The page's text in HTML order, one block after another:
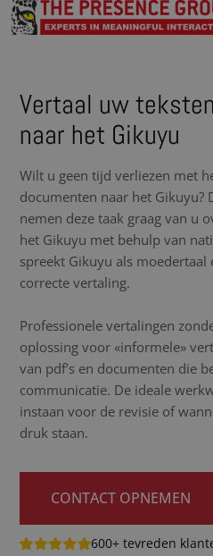
Vertaal uw
naar het Gikuyu
Wilt u geen tijd verliezen met
documenten naar het Gikuyu?
nemen deze taak graag van u
het Gikuyu met behulp van
spreekt Gikuyu als moedertaal
correcte vertaling.
Professionele vertalingen
oplossing voor «informele»
van pdf’s en documenten die
communicatie. De ideale
instaan voor de revisie of
druk staan.
CONTACT OPNEMEN
600+ tevreden